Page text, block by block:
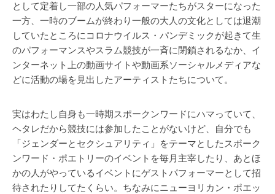
として定着し一部の人気パフォーマーたちがスターになった
一方、一時のブームが終わり一般の大人の文化としては退潮
していたところにコロナウイルス・パンデミックが起きて生
のパフォーマンスやスラム競技が一斉に閉鎖されるなか、イ
ンターネット上の動画サイトや動画系ソーシャルメディアな
どに活動の場を見出したアーティストたちについて。
実はわたし自身も一時期スポークンワードにハマっていて、
ヘタレだから競技には参加したことがないけど、自分でも
「ジェンダーとセクシュアリティ」をテーマとしたスポーク
ンワード・ポエトリーのイベントを毎月主宰したり、あとほ
かの人がやっているイベントにゲストパフォーマーとして招
待されたりしてたくらい。ちなみにニューヨリカン・ポエッ